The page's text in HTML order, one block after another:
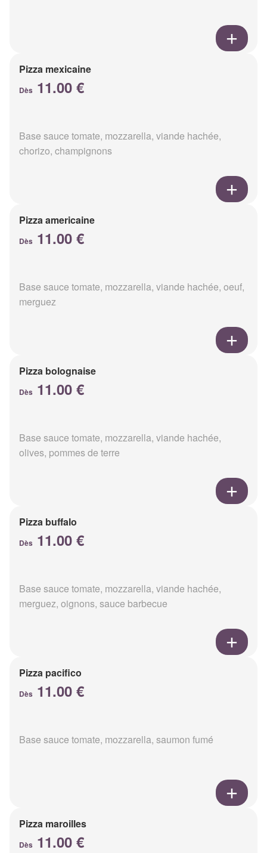
Pizza mexicaine
Dès 11.00 €
Base sauce tomate, mozzarella, viande hachée,
chorizo, champignons
Pizza americaine
Dès 11.00 €
Base sauce tomate, mozzarella, viande hachée, oeuf,
merguez
Pizza bolognaise
Dès 11.00 €
Base sauce tomate, mozzarella, viande hachée,
olives, pommes de terre
Pizza buffalo
Dès 11.00 €
Base sauce tomate, mozzarella, viande hachée,
merguez, oignons, sauce barbecue
Pizza pacifico
Dès 11.00 €
Base sauce tomate, mozzarella, saumon fumé
Pizza maroilles
Dès 11.00 €